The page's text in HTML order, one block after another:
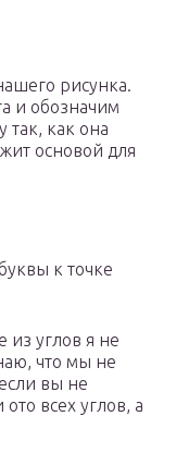
рисунка.
и обозначим
так, как она
основой для
к точке
из углов я не
что мы не
вы не
всех углов, а